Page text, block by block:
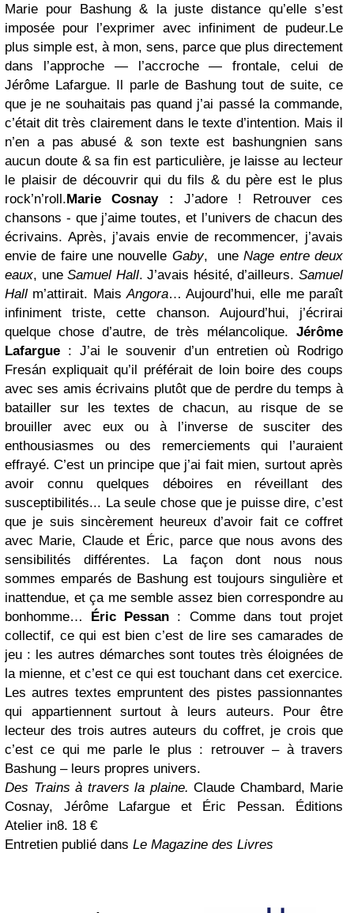
Marie pour Bashung & la juste distance qu’elle s’est
imposée pour l’exprimer avec infiniment de pudeur.Le
plus simple est, à mon, sens, parce que plus directement
dans l’approche — l’accroche — frontale, celui de
Jérôme Lafargue. Il parle de Bashung tout de suite, ce
que je ne souhaitais pas quand j’ai passé la commande,
c’était dit très clairement dans le texte d’intention. Mais il
n’en a pas abusé & son texte est bashungnien sans
aucun doute & sa fin est particulière, je laisse au lecteur
le plaisir de découvrir qui du fils & du père est le plus
rock’n’roll.Marie Cosnay : J’adore ! Retrouver ces
chansons - que j’aime toutes, et l’univers de chacun des
écrivains. Après, j’avais envie de recommencer, j’avais
envie de faire une nouvelle Gaby, uneNage entre deux
eaux, uneSamuel Hall. J’avais hésité, d’ailleurs.Samuel
Hall m’attirait. Mais Angora… Aujourd’hui, elle me paraît
infiniment triste, cette chanson. Aujourd’hui, j’écrirai
quelque chose d’autre, de très mélancolique. Jérôme
Lafargue : J’ai le souvenir d’un entretien où Rodrigo
Fresán expliquait qu’il préférait de loin boire des coups
avec ses amis écrivains plutôt que de perdre du temps à
batailler sur les textes de chacun, au risque de se
brouiller avec eux ou à l’inverse de susciter des
enthousiasmes ou des remerciements qui l’auraient
effrayé. C’est un principe que j’ai fait mien, surtout après
avoir connu quelques déboires en réveillant des
susceptibilités... La seule chose que je puisse dire, c’est
que je suis sincèrement heureux d’avoir fait ce coffret
avec Marie, Claude et Éric, parce que nous avons des
sensibilités différentes. La façon dont nous nous
sommes emparés de Bashung est toujours singulière et
inattendue, et ça me semble assez bien correspondre au
bonhomme… Éric Pessan :
Comme dans tout projet
collectif, ce qui est bien c’est de lire ses camarades de
jeu : les autres démarches sont toutes très éloignées de
la mienne, et c’est ce qui est touchant dans cet exercice.
Les autres textes empruntent des pistes passionnantes
qui appartiennent surtout à leurs auteurs. Pour être
lecteur des trois autres auteurs du coffret, je crois que
c’est ce qui me parle le plus : retrouver – à travers
Bashung – leurs propres univers.
Des Trains à travers la plaine. Claude Chambard, Marie
Cosnay, Jérôme Lafargue et Éric Pessan. Éditions
Atelier in8. 18 €
Entretien publié dans Le Magazine des Livres